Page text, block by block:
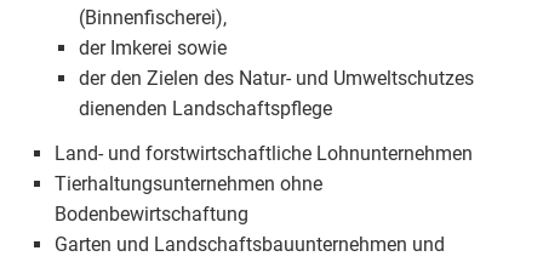
(Binnenfischerei),
der Imkerei sowie
der den Zielen des Natur- und Umweltschutzes
dienenden Landschaftspflege
Land- und forstwirtschaftliche Lohnunternehmen
Tierhaltungsunternehmen ohne
Bodenbewirtschaftung
Garten und Landschaftsbauunternehmen und